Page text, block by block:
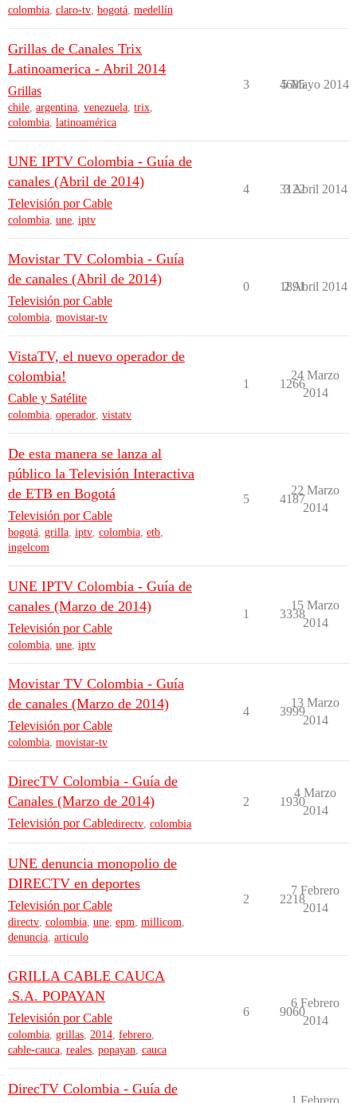
colombia, claro-tv, bogotá, medellín
Grillas de Canales Trix
Latinoamerica - Abril 2014
Grillas
chile, argentina, venezuela, trix,
colombia, latinoamérica
3 4685
5 Mayo 2014
UNE IPTV Colombia - Guía de
canales (Abril de 2014)
Televisión por Cable
colombia, une, iptv
4 3122
3 Abril 2014
Movistar TV Colombia - Guía
de canales (Abril de 2014)
Televisión por Cable
colombia, movistar-tv
0 1891
2 Abril 2014
VistaTV, el nuevo operador de
colombia!
Cable y Satélite
colombia, operador, vistatv
1 1266
24 Marzo
2014
De esta manera se lanza al
público la Televisión Interactiva
de ETB en Bogotá
Televisión por Cable
bogotá, grilla, iptv, colombia, etb,
ingelcom
5 4187
22 Marzo
2014
UNE IPTV Colombia - Guía de
canales (Marzo de 2014)
Televisión por Cable
colombia, une, iptv
1 3338
15 Marzo
2014
Movistar TV Colombia - Guía
de canales (Marzo de 2014)
Televisión por Cable
colombia, movistar-tv
4 3999
13 Marzo
2014
DirecTV Colombia - Guía de
Canales (Marzo de 2014)
Televisión por Cabledirectv colombia
2 1930
4 Marzo
2014
UNE denuncia monopolio de
DIRECTV en deportes
Televisión por Cable
directv, colombia, une, epm, millicom,
denuncia, articulo
2 2218
7 Febrero
2014
GRILLA CABLE CAUCA
.S.A. POPAYAN
Televisión por Cable
colombia, grillas, 2014, febrero,
cable-cauca, reales, popayan, cauca
6 9060
6 Febrero
2014
DirecTV Colombia - Guía de
1 Febrero